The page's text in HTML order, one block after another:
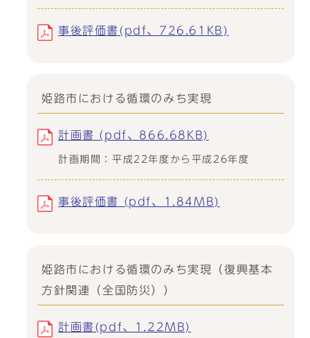
事後評価書(pdf、726.61KB)
姫路市における循環のみち実現
計画書 (pdf、866.68KB)
計画期間：平成22年度から平成26年度
事後評価書 (pdf、1.84MB)
姫路市における循環のみち実現（復興基本
方針関連（全国防災））
計画書(pdf、1.22MB)